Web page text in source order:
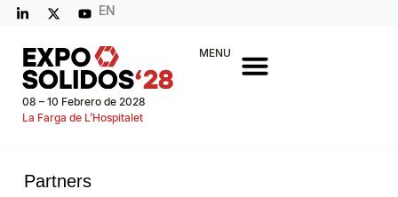
EN
08 – 10 Febrero de 2028
La Farga de L’Hospitalet
MENU
Partners